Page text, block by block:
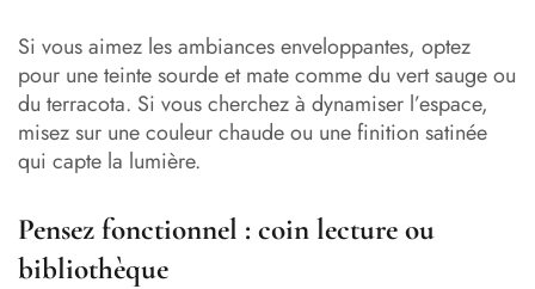
Si vous aimez les ambiances enveloppantes, optez
pour une teinte sourde et mate comme du vert sauge ou
du terracota. Si vous cherchez à dynamiser l’espace,
misez sur une couleur chaude ou une finition satinée
qui capte la lumière.
Pensez fonctionnel : coin lecture ou
bibliothèque